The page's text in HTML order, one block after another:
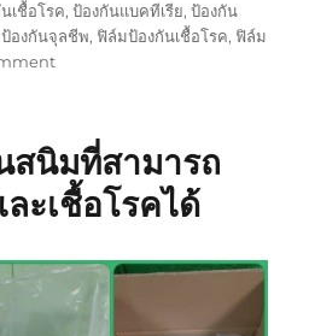
เชื้อโรค,ป้องกันแบคทีเรีย,ป้องกัน
องกันจุลชีพ, ฟิล์มป้องกันเชื้อโรค, ฟิล์ม
on
สนิม
ผสม
สาร
จุลชีพ
(ไวรัส
เชื้อ
สนิมที่สามารถ
ะเชื้อโรคได้